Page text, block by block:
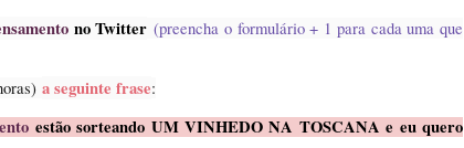
no Twitter (preencha o formulário + 1 para cada uma que
a seguinte frase:
estão sorteando UM VINHEDO NA TOSCANA e eu quero